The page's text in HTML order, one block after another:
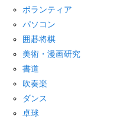
ボランティア
パソコン
囲碁将棋
美術・漫画研究
書道
吹奏楽
ダンス
卓球